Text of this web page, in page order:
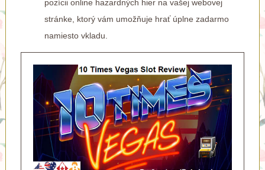
pozícii online hazardných hier na vašej webovej
stránke, ktorý vám umožňuje hrať úplne zadarmo
namiesto vkladu.